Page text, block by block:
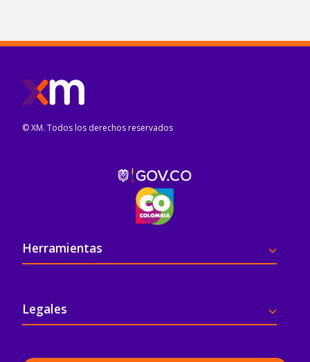
© XM. Todos los derechos reservados
Pie de página
Herramientas
Legales